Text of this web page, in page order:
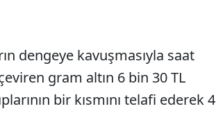
dengeye kavuşmasıyla saat
gram altın 6 bin 30 TL
bir kısmını telafi ederek 4